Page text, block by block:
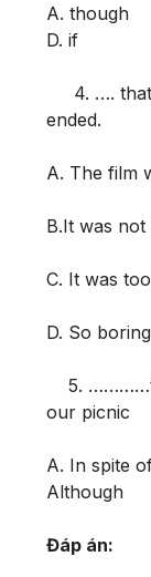
A.
D. if
4. …. that
ended.
A. The film
B.It was
C. It was
D. So
5.
our picnic
A. In spite
Although
Đáp án: